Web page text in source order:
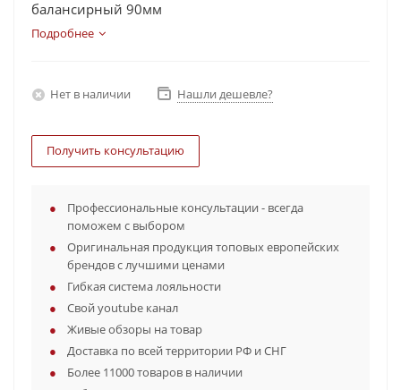
балансирный 90мм
Подробнее
Нет в наличии Нашли дешевле?
Получить консультацию
Профессиональные консультации - всегда
поможем с выбором
Оригинальная продукция топовых европейских
брендов с лучшими ценами
Гибкая система лояльности
Свой youtube канал
Живые обзоры на товар
Доставка по всей территории РФ и СНГ
Более 11000 товаров в наличии